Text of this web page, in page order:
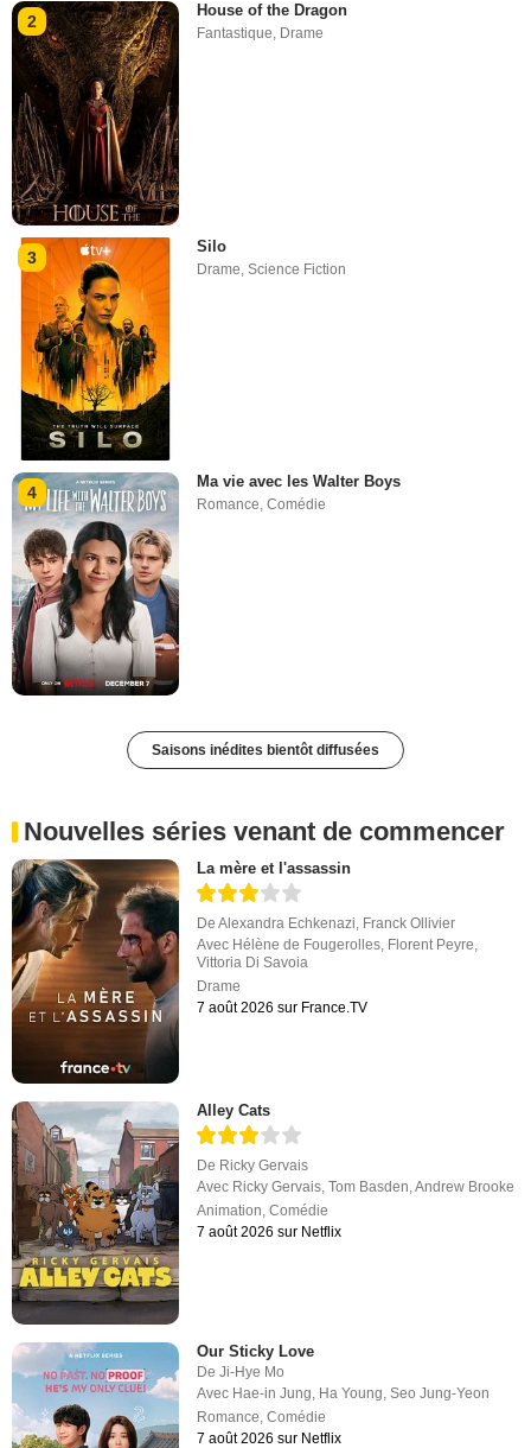
2
House of the Dragon
Fantastique, Drame
3
Silo
Drame ,Science Fiction
4
Ma vie avec les Walter Boys
Romance,Comédie
Saisons inédites bientôt diffusées
Nouvelles séries venant de commencer
La mère et l'assassin
DeAlexandra Echkenazi, Franck Ollivier
Avec Hélène de Fougerolles, Florent Peyre,
Vittoria Di Savoia
Drame
7 août 2026 sur France.TV
Alley Cats
De Ricky Gervais
Avec Ricky Gervais ,Tom Basden ,Andrew Brooke
Animation ,Comédie
7 août 2026 sur Netflix
Our Sticky Love
DeJi-Hye Mo
Avec Hae-in Jung, Ha Young,Seo Jung-Yeon
Romance,Comédie
7 août 2026 sur Netflix